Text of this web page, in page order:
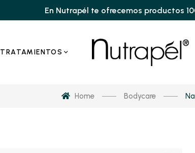
En Nutrapél te ofrecemos productos
TRATAMIENTOS
Home Bodycare